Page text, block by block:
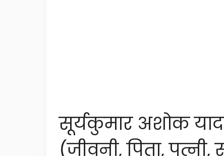
सूर्यकुमार अशोक
(जीवनी, पिता, पत्नी,